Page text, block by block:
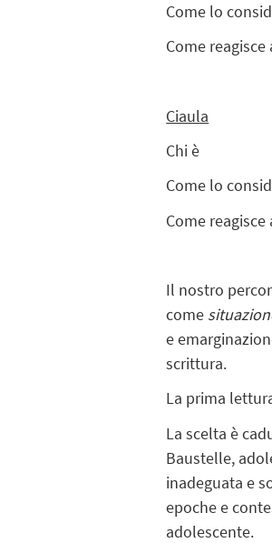
Come lo
Come
Ciaula
Chi è
Come lo
Come
Il nostro
come
e
scrittura.
La prima
La scelta è
Baustelle,
inadeguata e
epoche e
adolescente.